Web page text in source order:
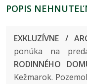
POPIS
EXKLUZÍVNE /
ponúka na
RODINNÉHO
Kežmarok.